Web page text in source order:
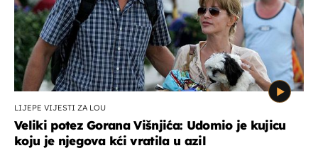
LIJEPE VIJESTI ZA LOU
Veliki potez Gorana Višnjića: Udomio je kujicu
koju je njegova kći vratila u azil